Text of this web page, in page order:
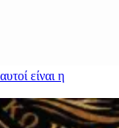
είναι η